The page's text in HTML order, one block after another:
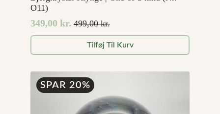
O11)
499,00kr.
Den
oprindelige
pris
499,00 kr..
349,00 kr.
Den
aktuelle
pris
349,00 kr..
Tilføj Til Kurv
SPAR 20%